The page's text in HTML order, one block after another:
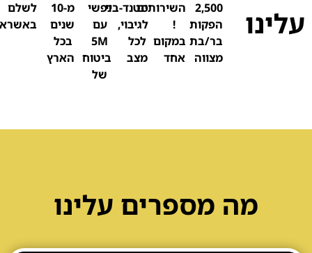
עלינו
2,500
הפקות
בר/בת
מצווה
השירותים
!
במקום
אחד
סטנד-ביי
לגיבוי,
לכל
מצב
נפשי
עם
5M
ביטוח
של
מ-10
שנים
בכל
הארץ
לשלם
מה מספרים עלינו